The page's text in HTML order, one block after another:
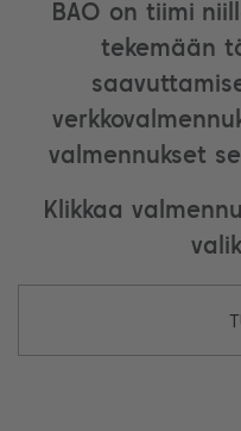
BAO on tiimi
tekemään
valmennukset
Klikkaa